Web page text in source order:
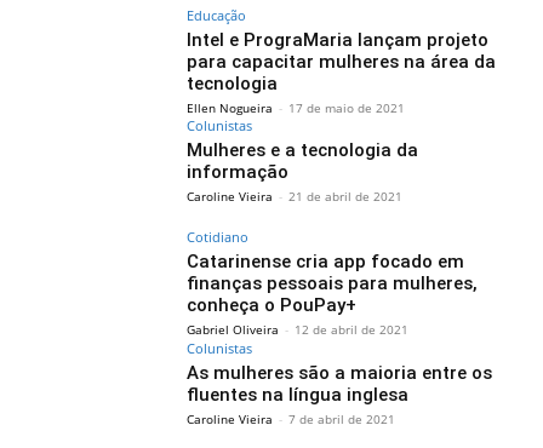
Educação
Intel e PrograMaria lançam projeto
para capacitar mulheres na área da
tecnologia
Ellen Nogueira - 17 de maio de 2021
Colunistas
Mulheres e a tecnologia da
informação
Caroline Vieira - 21 de abril de 2021
Cotidiano
Catarinense cria app focado em
finanças pessoais para mulheres,
conheça o PouPay+
Gabriel Oliveira - 12 de abril de 2021
Colunistas
As mulheres são a maioria entre os
fluentes na língua inglesa
Caroline Vieira - 7 de abril de 2021